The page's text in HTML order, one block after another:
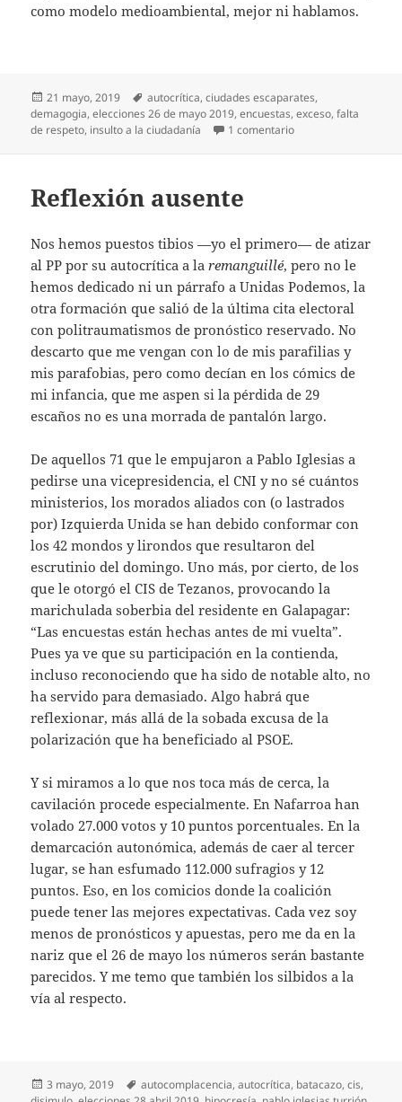
como modelo medioambiental, mejor ni hablamos.
Publicado
el
21 mayo, 2019 Etiquetas
autocrítica,ciudades escaparates,
demagogia,elecciones 26 de mayo 2019,encuestas,exceso,falta
de respeto, insulto a la ciudadanía 1 comentarioen Demagogias
Reflexión ausente
Nos hemos puestos tibios —yo el primero— de atizar
al PP por su autocrítica a laremanguillé, pero no le
hemos dedicado ni un párrafo a Unidas Podemos, la
otra formación que salió de la última cita electoral
con politraumatismos de pronóstico reservado. No
descarto que me vengan con lo de mis parafilias y
mis parafobias, pero como decían en los cómics de
mi infancia, que me aspen si la pérdida de 29
escaños no es una morrada de pantalón largo.
De aquellos 71 que le empujaron a Pablo Iglesias a
pedirse una vicepresidencia, el CNI y no sé cuántos
ministerios, los morados aliados con (o lastrados
por) Izquierda Unida se han debido conformar con
los 42 mondos y lirondos que resultaron del
escrutinio del domingo. Uno más, por cierto, de los
que le otorgó el CIS de Tezanos, provocando la
marichulada soberbia del residente en Galapagar:
“Las encuestas están hechas antes de mi vuelta”.
Pues ya ve que su participación en la contienda,
incluso reconociendo que ha sido de notable alto, no
ha servido para demasiado. Algo habrá que
reflexionar, más allá de la sobada excusa de la
polarización que ha beneficiado al PSOE.
Y si miramos a lo que nos toca más de cerca, la
cavilación procede especialmente. En Nafarroa han
volado 27.000 votos y 10 puntos porcentuales. En la
demarcación autonómica, además de caer al tercer
lugar, se han esfumado 112.000 sufragios y 12
puntos. Eso, en los comicios donde la coalición
puede tener las mejores expectativas. Cada vez soy
menos de pronósticos y apuestas, pero me da en la
nariz que el 26 de mayo los números serán bastante
parecidos. Y me temo que también los silbidos a la
vía al respecto.
Publicado
3 mayo, 2019 Etiquetas
autocomplacencia,autocrítica, batacazo,cis,